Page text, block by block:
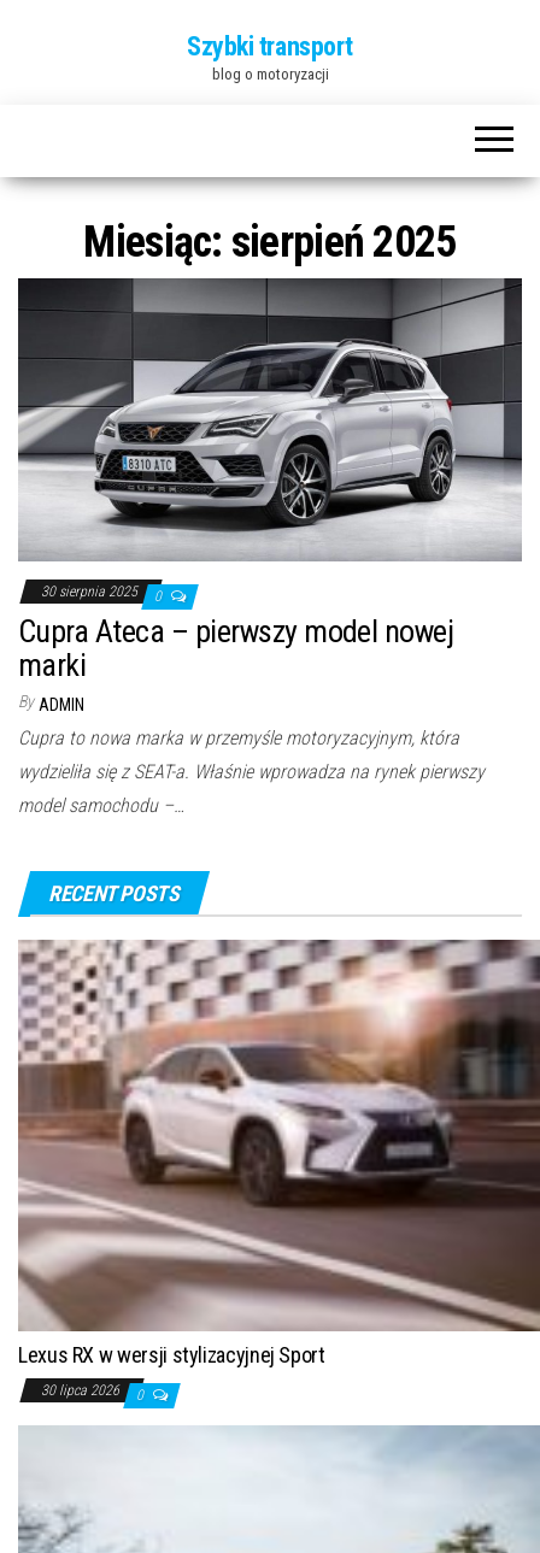
Szybki transport
blog o motoryzacji
Miesiąc: sierpień 2025
30 sierpnia 2025 0
Cupra Ateca – pierwszy model nowej
marki
By ADMIN
Cupra to nowa marka w przemyśle motoryzacyjnym, która
wydzieliła się z SEAT-a. Właśnie wprowadza na rynek pierwszy
model samochodu –…
RECENT POSTS
Lexus RX w wersji stylizacyjnej Sport
30 lipca 2026 0